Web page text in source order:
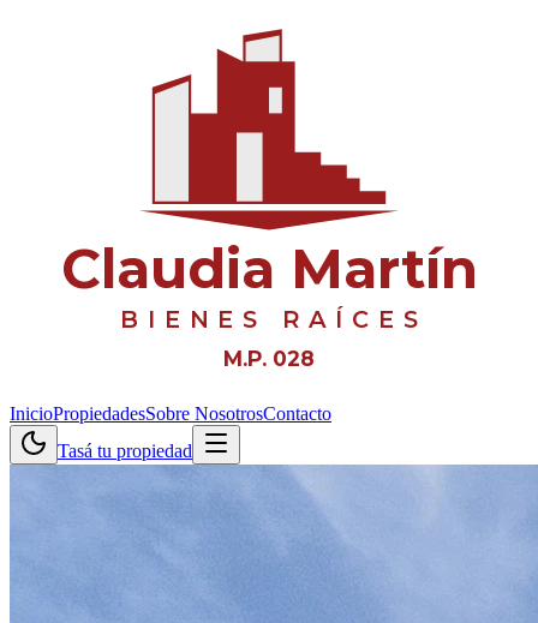
Claudia Martín
BIENES RAÍCES
M.P. 028
InicioPropiedadesSobre NosotrosContacto
Tasá tu propiedad